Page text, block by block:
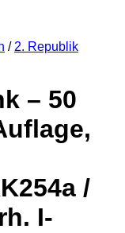
/ 2. Republik
– 50
/
I-